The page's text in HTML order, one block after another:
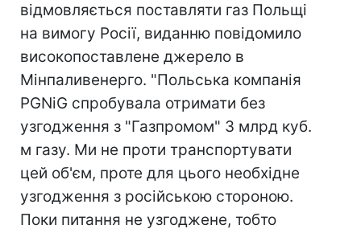
відмовляється поставляти газ Польщі
на вимогу Росії, виданню повідомило
високопоставлене джерело в
Мінпаливенерго. "Польська компанія
PGNiG спробувала отримати без
узгодження з "Газпромом" 3 млрд куб.
м газу. Ми не проти транспортувати
цей об'єм, проте для цього необхідне
узгодження з російською стороною.
Поки питання не узгоджене, тобто